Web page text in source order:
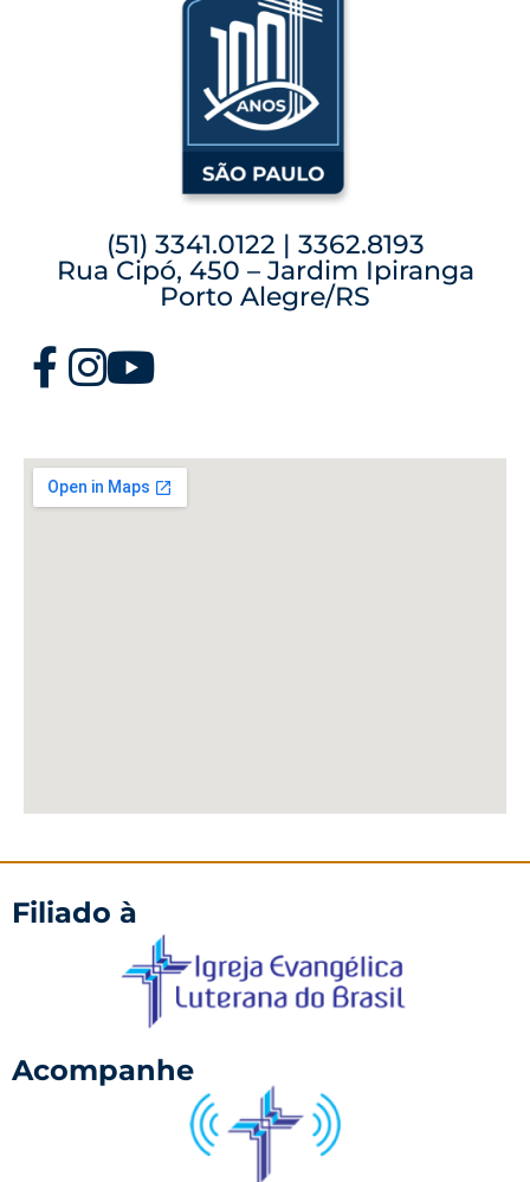
(51) 3341.0122 | 3362.8193
Rua Cipó, 450 – Jardim Ipiranga
Porto Alegre/RS
Filiado à
Acompanhe